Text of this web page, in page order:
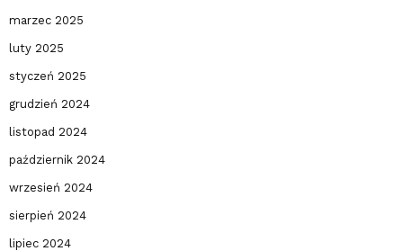
marzec 2025
luty 2025
styczeń 2025
grudzień 2024
listopad 2024
październik 2024
wrzesień 2024
sierpień 2024
lipiec 2024